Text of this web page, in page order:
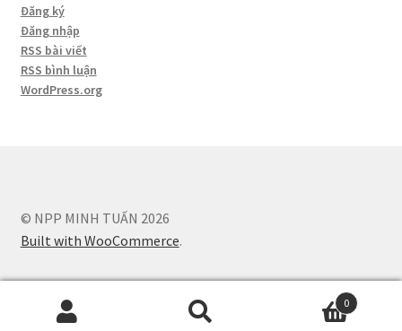
Đăng ký
Đăng nhập
RSS bài viết
RSS bình luận
WordPress.org
© NPP MINH TUẤN 2026
Built with WooCommerce.
0